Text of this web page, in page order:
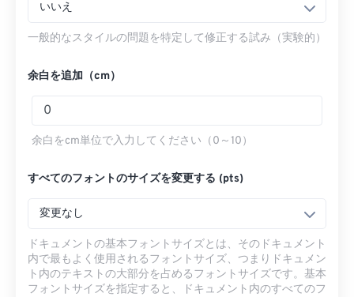
いいえ
一般的なスタイルの問題を特定して修正する試み（実験的）
余白を追加（cm）
余白をcm単位で入力してください（0～10）
すべてのフォントのサイズを変更する (pts)
変更なし
ドキュメントの基本フォントサイズとは、そのドキュメント
内で最もよく使用されるフォントサイズ、つまりドキュメン
ト内のテキストの大部分を占めるフォントサイズです。基本
フォントサイズを指定すると、ドキュメント内のすべてのフ